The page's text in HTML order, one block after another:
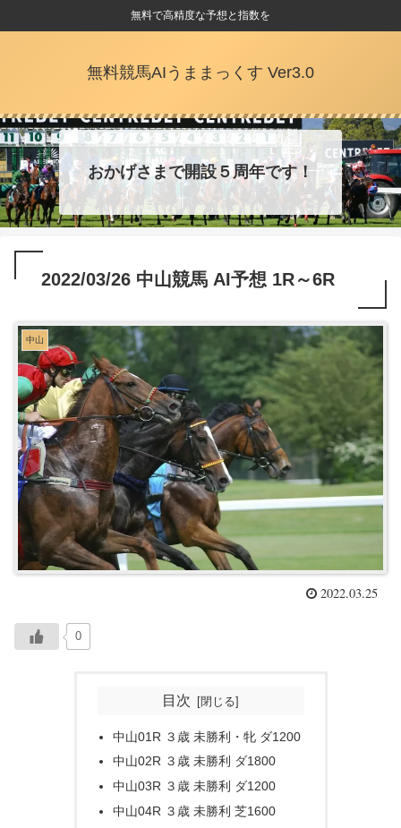
無料で高精度な予想と指数を
無料競馬AIうままっくす Ver3.0
おかげさまで開設５周年です！
2022/03/26 中山競馬 AI予想 1R～6R
中山
2022.03.25
0
目次
中山01R ３歳 未勝利・牝 ダ1200
中山02R ３歳 未勝利 ダ1800
中山03R ３歳 未勝利 ダ1200
中山04R ３歳 未勝利 芝1600